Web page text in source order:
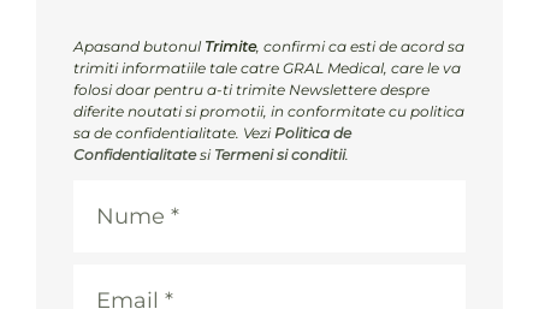
Apasand butonul Trimite, confirmi ca esti de acord sa
trimiti informatiile tale catre GRAL Medical, care le va
folosi doar pentru a-ti trimite Newslettere despre
diferite noutati si promotii, in conformitate cu politica
sa de confidentialitate. VeziPolitica de
Confidentialitatesi Termeni si conditii.